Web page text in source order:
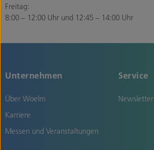
Freitag:
8:00 – 12:00 Uhr und 12:45 – 14:00 Uhr
Unternehmen
Über Woelm
Karriere
Messen und Veranstaltungen
Service
Newsletter